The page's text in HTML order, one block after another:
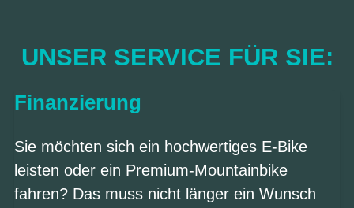
UNSER SERVICE FÜR SIE:
Finanzierung
Sie möchten sich ein hochwertiges E-Bike
leisten oder ein Premium-Mountainbike
fahren? Das muss nicht länger ein Wunsch